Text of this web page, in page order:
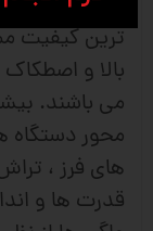
استفاده می
ترین کیفیت
بالا و اصطکاک
می باشند.
های فرز ،
قدرت ها و